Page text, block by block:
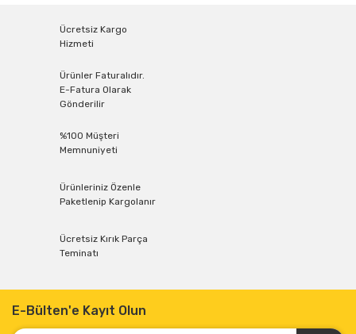
Ücretsiz Kargo
Hizmeti
Ürünler Faturalıdır.
E-Fatura Olarak
Gönderilir
%100 Müşteri
Memnuniyeti
Ürünleriniz Özenle
Paketlenip Kargolanır
Ücretsiz Kırık Parça
Teminatı
E-Bülten'e Kayıt Olun